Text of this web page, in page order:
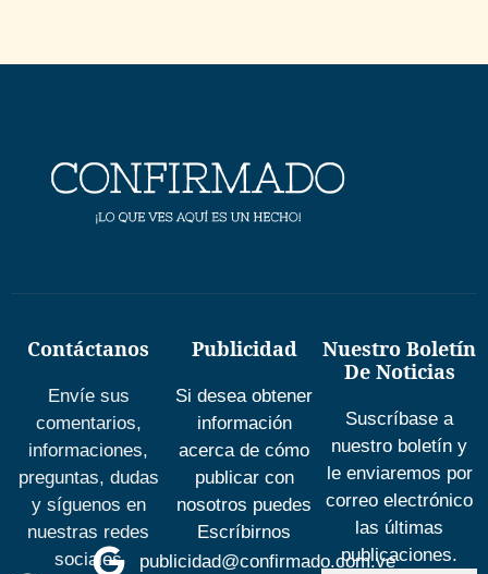
Contáctanos
Envíe sus
comentarios,
informaciones,
preguntas, dudas
y síguenos en
nuestras redes
sociales
Publicidad
Si desea obtener
información
acerca de cómo
publicar con
nosotros puedes
Escríbirnos
publicidad@confirmado.com.ve
Nuestro Boletín
De Noticias
Suscríbase a
nuestro boletín y
le enviaremos por
correo electrónico
las últimas
publicaciones.